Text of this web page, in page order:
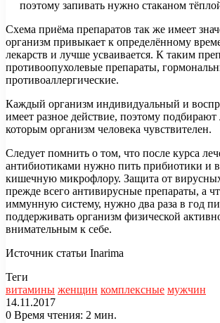
поэтому запивать нужно стаканом
Схема приёма препаратов так же имеет
организм привыкает к определённому
лекарств и лучше усваивается. К таким
противоопухолевые препараты,
противоаллергические.
Каждый организм индивидуальный и
имеет разное действие, поэтому подбирают
которым организм человека чувствителен.
Следует помнить о том, что после курса
антибиотиками нужно пить прибиотики и
кишечную микрофлору. Защита от
прежде всего антивирусные препараты, а
иммунную систему, нужно два раза в год
поддерживать организм физической
внимательным к себе.
Источник статьи Inarima
Теги
витамины женщин комплексные мужчин
14.11.2017
0 Время чтения: 2 мин.